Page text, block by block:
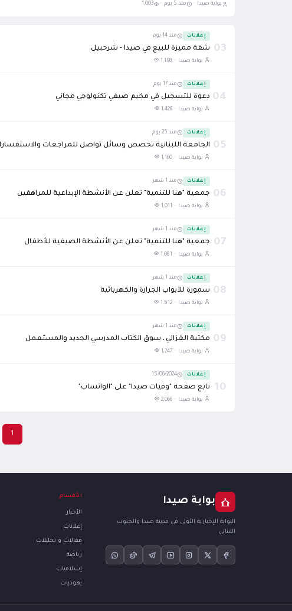
بوابة صيدا · منذ 5 يوم · 1,003
03
إعلانات منذ 14 يوم
شقة مميزة للبيع في صيدا - شرحبيل
بوابة صيدا · 1,198
04
إعلانات منذ 17 يوم
دعوة للتسجيل في مخيم صيفي تكنولوجي مجاني
بوابة صيدا · 1,426
05
إعلانات منذ 25 يوم
الجامعة اللبنانية تخصص وسائل تواصل للمراجعات
بوابة صيدا · 1,160
06
إعلانات منذ 1 شهر
جمعية "هنا للتنمية" تعلن عن الأنشطة الإبداعية للمراهقين
بوابة صيدا · 1,011
07
إعلانات منذ 1 شهر
جمعية "هنا للتنمية" تعلن عن الأنشطة الصيفية للأطفال
بوابة صيدا · 1,081
08
إعلانات منذ 1 شهر
سمورة للأبواب الجرارة والكهربائية
بوابة صيدا · 1,512
09
إعلانات منذ 1 شهر
مكتبة الغزالي ـ سوق الكتاب المدرسي الجديد والمستعمل
بوابة صيدا · 1,247
10
إعلانات 15/06/2024
تابع صفحة "وفيات صيدا" على "الواتساب"
بوابة صيدا · 2,066
1
بوابة صيدا
البوابة الإخبارية الأولى في مدينة صيدا والجنوب
اللبناني
الأقسام
الأخبار
إعلانات
مقالات و تحليلات
رياضة
إسلاميات
يهوديات